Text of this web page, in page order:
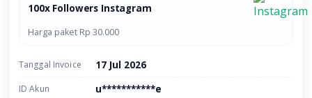
100x Followers Instagram
Harga paket Rp 30.000
Tanggal Invoice 17 Jul 2026
ID Akun u***********e